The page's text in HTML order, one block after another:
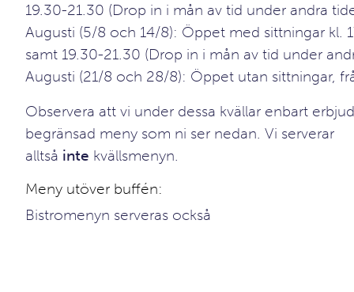
19.30-21.30 (Drop in i mån av tid under andra
Augusti (5/8 och 14/8): Öppet med sittningar kl.
samt 19.30-21.30 (Drop in i mån av tid under
Augusti (21/8 och 28/8): Öppet utan sittningar,
Observera att vi under dessa kvällar enbart
begränsad meny som ni ser nedan. Vi serverar
alltså inte kvällsmenyn.
Meny utöver buffén:
Bistromenyn serveras också